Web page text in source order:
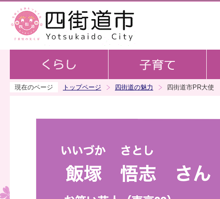
現在のページ トップページ 四街道の魅力 四街道市PR大使